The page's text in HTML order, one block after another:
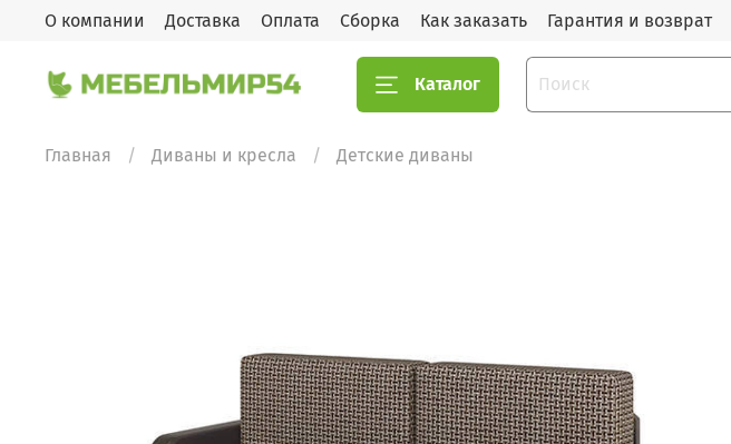
О компании Доставка Оплата Сборка Как заказать Гарантия и возврат
Каталог
Главная Диваны и кресла Детские диваны